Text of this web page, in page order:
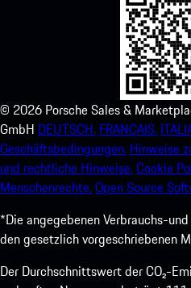
© 2026 Porsche Sales &
GmbH DEUTSCH. FRANCAIS.
Geschäftsbedingungen. Hinweise
und rechtliche Hinweise.Cookie
Menschenrechte.Open Source
*Die angegebenen Verbrauchs-
den gesetzlich vorgeschriebenen
Der Durchschnittswert der CO₂-